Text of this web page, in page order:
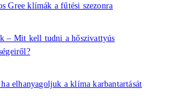
Gree klímák a fűtési szezonra
– Mit kell tudni a hőszivattyús
elhanyagoljuk a klíma karbantartását